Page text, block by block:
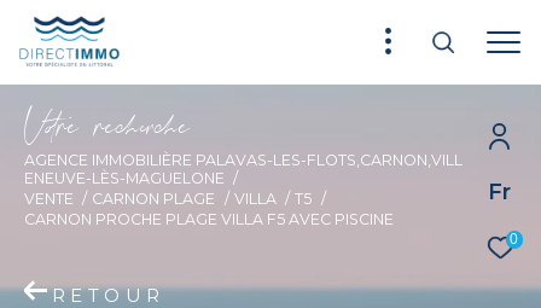
Fr
0
Vore recece
AGENCE IMMOBILIÈRE PALAVAS-LES-FLOTS,CARNON,VILL
ENEUVE-LÈS-MAGUELONE
VENTE
CARNON PLAGE VILLA
T5
CARNON PROCHE PLAGE VILLA F5 AVEC PISCINE
RETOUR